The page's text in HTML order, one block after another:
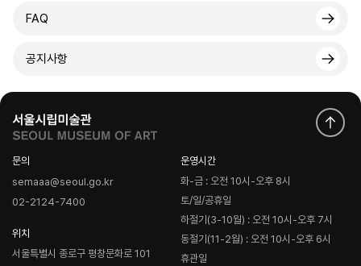
FAQ
공지사항
문의
semaaa@seoul.go.kr
02-2124-7400
위치
서울특별시 종로구 평창문화로 101
운영시간
화-금 : 오전 10시-오후 8시
토/일/공휴일
하절기(3-10월) : 오전 10시-오후 7시
동절기(11-2월) : 오전 10시-오후 6시
휴관일